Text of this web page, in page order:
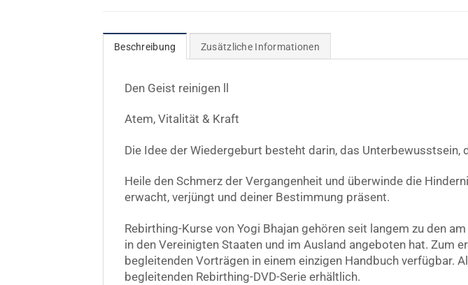
Beschreibung Zusätzliche Informationen
Den Geist reinigen ll
Atem, Vitalität & Kraft
Die Idee der Wiedergeburt besteht darin, das Unterbewusstsein,
Heile den Schmerz der Vergangenheit und überwinde die
erwacht, verjüngt und deiner Bestimmung präsent.
Rebirthing-Kurse von Yogi Bhajan gehören seit langem zu den
in den Vereinigten Staaten und im Ausland angeboten hat. Zum
begleitenden Vorträgen in einem einzigen Handbuch verfügbar.
begleitenden Rebirthing-DVD-Serie erhältlich.